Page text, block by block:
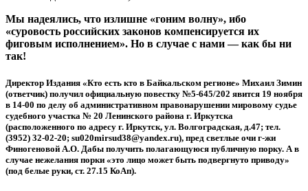
Мы надеялись, что излишне «гоним волну», ибо
«суровость российских законов компенсируется их
фиговым исполнением». Но в случае с нами — как бы ни
так!
Директор Издания «Кто есть кто в Байкальском регионе» Михаил Зимин
(ответчик) получил официальную повестку №5-645/202 явится 19 ноября
в 14-00 по делу об административном правонарушении мировому судье
судебного участка № 20 Ленинского района г. Иркутска
(расположенного по адресу г. Иркутск, ул. Волгоградская, д.47; тел.
(3952) 32-02-20; su020mirsud38@yandex.ru), пред светлые очи г-жи
Финогеновой А.О. Дабы получить полагающуюся публичную порку. А в
случае нежелания порки «это лицо может быть подвергнуто приводу»
(под белые руки, ст. 27.15 КоАп).